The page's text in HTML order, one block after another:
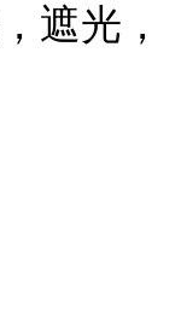
遮光，